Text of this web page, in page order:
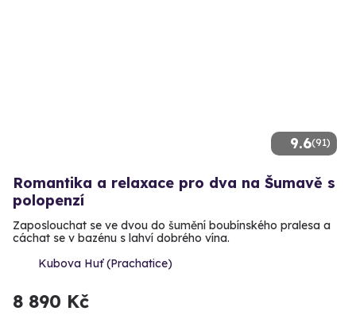
9.6(91)
Romantika a relaxace pro dva na Šumavě s
polopenzí
Zaposlouchat se ve dvou do šumění boubínského pralesa a
cáchat se v bazénu s lahví dobrého vína.
Kubova Huť (Prachatice)
8 890 Kč